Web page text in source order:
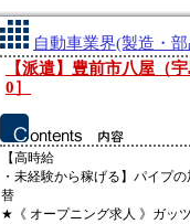
自動車業界(製造・
【派遣】豊前市八屋（
0］
【高時給
・未経験から稼げる】パイプ
替
★《 オープニング求人 》ガッ